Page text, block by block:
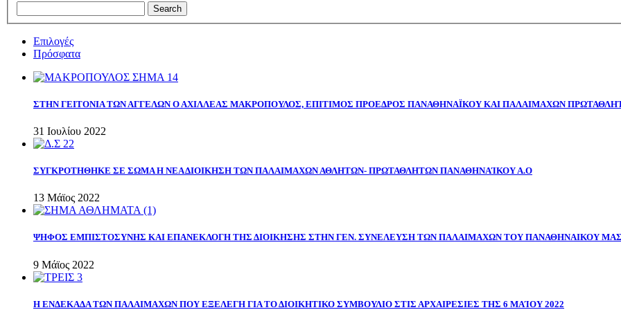
Επιλογές
Πρόσφατα
ΣΤΗΝ ΓΕΙΤΟΝΙΑ ΤΩΝ ΑΓΓΕΛΩΝ Ο ΑΧΙΛΛΕΑΣ ΜΑΚΡΟΠΟΥΛΟΣ, ΕΠΙΤΙΜΟΣ ΠΡΟΕΔΡΟΣ ΠΑΝΑΘΗΝΑΪΚΟΥ ΚΑΙ ΠΑΛΑΙΜΑΧΩΝ
31 Ιουλίου 2022
ΣΥΓΚΡΟΤΗΘΗΚΕ ΣΕ ΣΩΜΑ Η ΝΕΑ ΔΙΟΙΚΗΣΗ ΤΩΝ ΠΑΛΑΙΜΑΧΩΝ ΑΘΛΗΤΩΝ- ΠΡΩΤΑΘΛΗΤΩΝ ΠΑΝΑΘΗΝΑΊΚΟΥ Α.Ο
13 Μάϊος 2022
ΨΗΦΟΣ ΕΜΠΙΣΤΟΣΥΝΗΣ ΚΑΙ ΕΠΑΝΕΚΛΟΓΗ ΤΗΣ ΔΙΟΙΚΗΣΗΣ ΣΤΗΝ ΓΕΝ. ΣΥΝΕΛΕΥΣΗ ΤΩΝ ΠΑΛΑΙΜΑΧΩΝ ΤΟΥ ΠΑΝΑΘΗΝΑΙΚΟΥ ΜΑΣ
9 Μάϊος 2022
Η ΕΝΔΕΚΑΔΑ ΤΩΝ ΠΑΛΑΙΜΑΧΩΝ ΠΟΥ ΕΞΕΛΕΓΗ ΓΙΑ ΤΟ ΔΙΟΙΚΗΤΙΚΟ ΣΥΜΒΟΥΛΙΟ ΣΤΙΣ ΑΡΧΑΙΡΕΣΙΕΣ ΤΗΣ 6 ΜΑΊΟΥ 2022